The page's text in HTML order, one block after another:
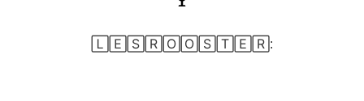
🄻🄴🅂🅁🄾🄾🅂🅃🄴🅁: